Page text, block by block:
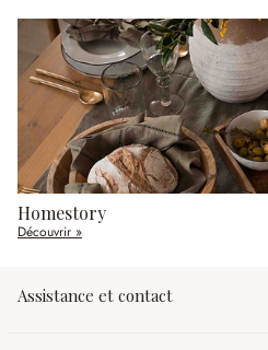
Homestory
Découvrir »
Assistance et contact